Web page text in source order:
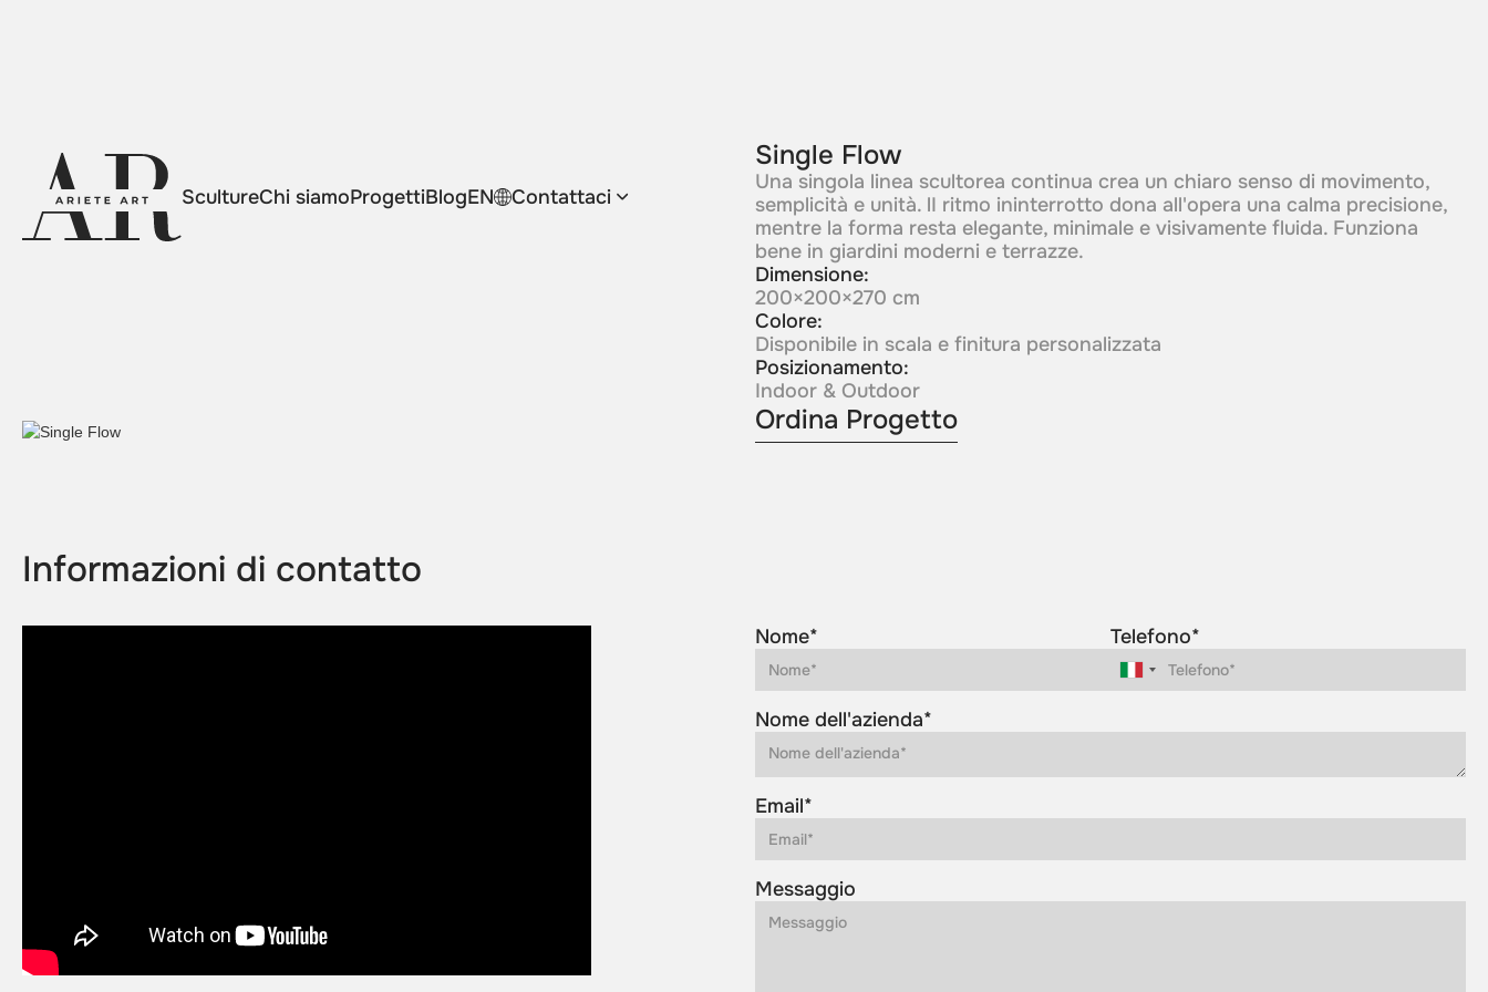
ScultureChi siamoProgettiBlogEN Contattaci
Single Flow
Una singola linea scultorea continua crea un chiaro senso di movimento,
semplicità e unità. lI ritmo ininterrotto dona all'opera una calma precisione,
mentre la forma resta elegante, minimale e visivamente fluida. Funziona
bene in giardini moderni e terrazze.
Dimensione:
200×200×270 cm
Colore:
Disponibile in scala e finitura personalizzata
Posizionamento:
Indoor & Outdoor
Ordina Progetto
Informazioni di contatto
Nome* Telefono*
Nome dell'azienda*
Email*
Messaggio